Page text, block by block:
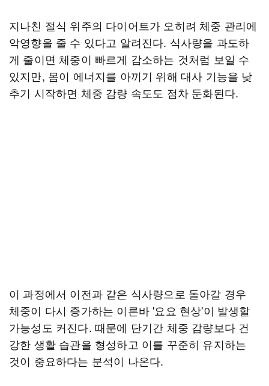
지나친 절식 위주의 다이어트가 오히려 체중 관리에
악영향을 줄 수 있다고 알려진다. 식사량을 과도하
게 줄이면 체중이 빠르게 감소하는 것처럼 보일 수
있지만, 몸이 에너지를 아끼기 위해 대사 기능을 낮
추기 시작하면 체중 감량 속도도 점차 둔화된다.
이 과정에서 이전과 같은 식사량으로 돌아갈 경우
체중이 다시 증가하는 이른바 '요요 현상'이 발생할
가능성도 커진다. 때문에 단기간 체중 감량보다 건
강한 생활 습관을 형성하고 이를 꾸준히 유지하는
것이 중요하다는 분석이 나온다.